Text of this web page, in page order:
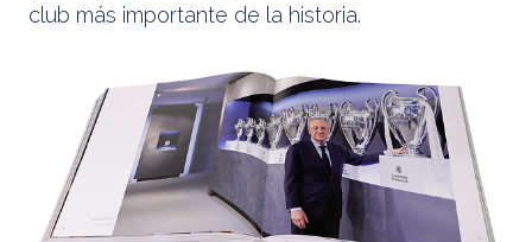
club más importante de la historia.